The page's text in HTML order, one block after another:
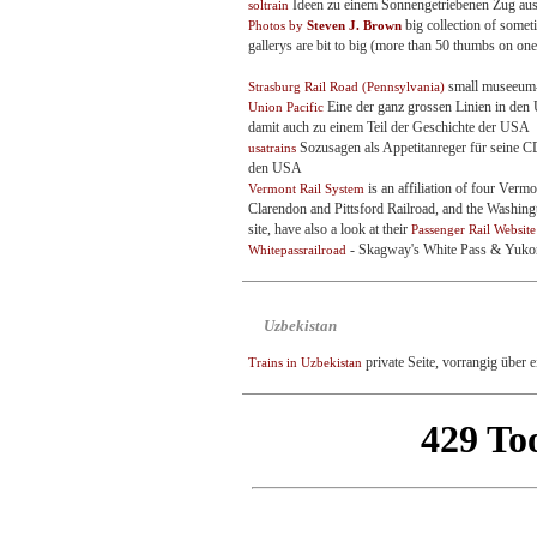
soltrain Ideen zu einem Sonnengetriebenen Zug
Photos by Steven J. Brown big collection of
gallerys are bit to big (more than 50 thumbs on
Strasburg Rail Road (Pennsylvania) small
Union Pacific Eine der ganz grossen Linien in
damit auch zu einem Teil der Geschichte der USA
usatrains Sozusagen als Appetitanreger für seine
den USA
Vermont Rail System is an affiliation of four
Clarendon and Pittsford Railroad, and the
site, have also a look at their Passenger Rail Website
Whitepassrailroad - Skagway's White Pass &
Uzbekistan
Trains in Uzbekistan private Seite, vorrangig über